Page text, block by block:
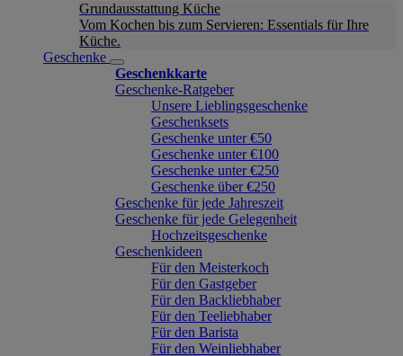
Grundausstattung Küche
Vom Kochen bis zum Servieren: Essentials für Ihre
Küche.
Geschenke
Geschenkkarte
Geschenke-Ratgeber
Unsere Lieblingsgeschenke
Geschenksets
Geschenke unter €50
Geschenke unter €100
Geschenke unter €250
Geschenke über €250
Geschenke für jede Jahreszeit
Geschenke für jede Gelegenheit
Hochzeitsgeschenke
Geschenkideen
Für den Meisterkoch
Für den Gastgeber
Für den Backliebhaber
Für den Teeliebhaber
Für den Barista
Für den Weinliebhaber